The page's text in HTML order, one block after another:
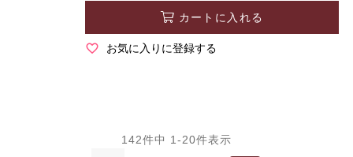
カートに入れる
お気に入りに登録する
142件中 1 -20件表示